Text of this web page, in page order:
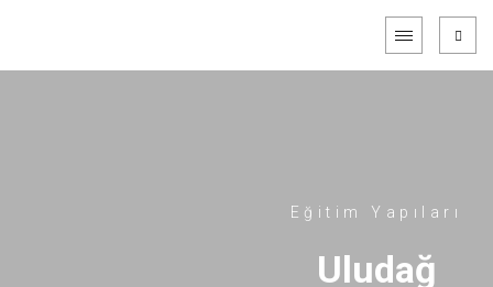
Eğitim Yapıları
Uludağ